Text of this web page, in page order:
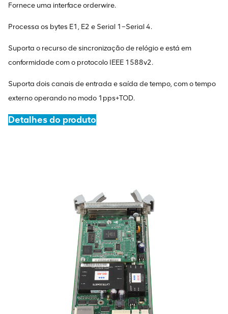
Fornece uma interface orderwire.
Processa os bytes E1, E2 e Serial 1–Serial 4.
Suporta o recurso de sincronização de relógio e está em
conformidade com o protocolo IEEE 1588v2.
Suporta dois canais de entrada e saída de tempo, com o tempo
externo operando no modo 1pps+TOD.
Detalhes do produto